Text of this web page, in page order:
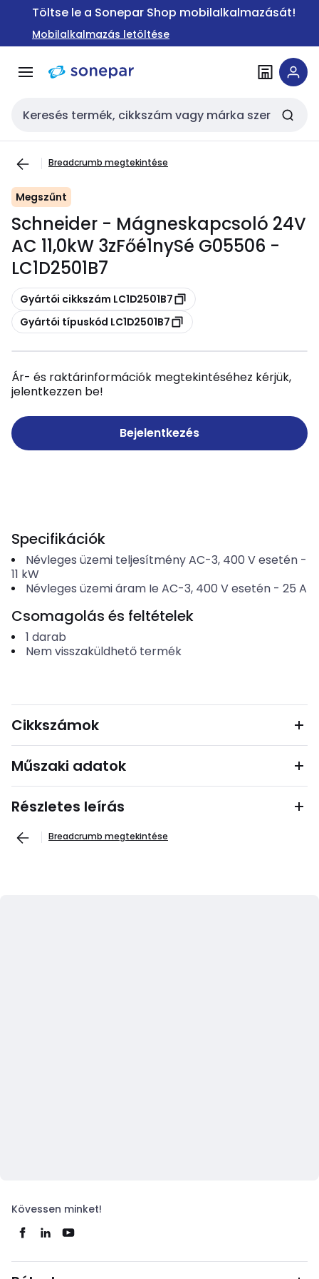
Ugrás a
Ugrás a
tartalomra
Töltse le a Sonepar Shop mobilalkalmazását!
Mobilalkalmazás letöltése
Keresési bemenet
Breadcrumb megtekintése
Megszűnt
Schneider - Mágneskapcsoló 24V
AC 11,0kW 3zFőé1nySé G05506 -
LC1D2501B7
Másolás
Gyártói cikkszám LC1D2501B7
Másolás
Gyártói típuskód LC1D2501B7
Ár- és raktárinformációk megtekintéséhez kérjük,
jelentkezzen be!
Bejelentkezés
Specifikációk
Névleges üzemi teljesítmény AC-3, 400 V esetén-
11 kW
Névleges üzemi áram Ie AC-3, 400 V esetén- 25 A
Csomagolás és feltételek
1 darab
Nem visszaküldhető termék
Cikkszámok
Műszaki adatok
Részletes leírás
Breadcrumb megtekintése
Kövessen minket!